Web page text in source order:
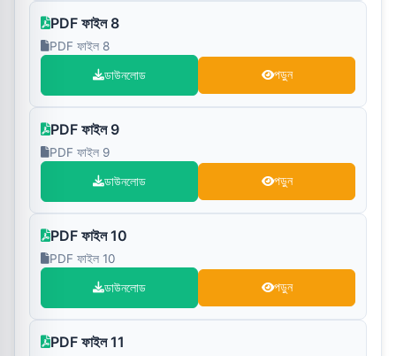
PDF ফাইল 8
PDF ফাইল 8
ডাউনলোড পড়ুন
PDF ফাইল 9
PDF ফাইল 9
ডাউনলোড পড়ুন
PDF ফাইল 10
PDF ফাইল 10
ডাউনলোড পড়ুন
PDF ফাইল 11